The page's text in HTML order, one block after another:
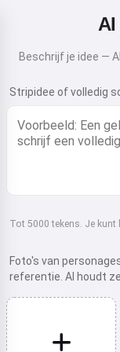
Beschrijf je idee —
Stripidee of volledig
Tot 5000 tekens. Je
Foto's van
referentie. AI houdt